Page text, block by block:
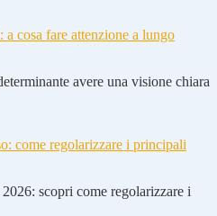
cosa fare attenzione a lungo
avere una visione chiara
come regolarizzare i principali
scopri come regolarizzare i